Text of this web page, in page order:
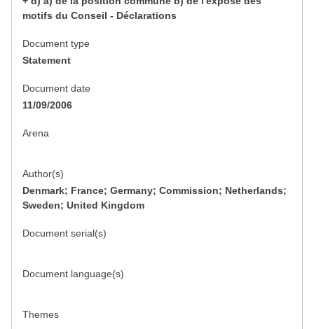
motifs du Conseil - Déclarations
Document type
Statement
Document date
11/09/2006
Arena
Author(s)
Denmark; France; Germany; Commission; Netherlands;
Sweden; United Kingdom
Document serial(s)
Document language(s)
Themes